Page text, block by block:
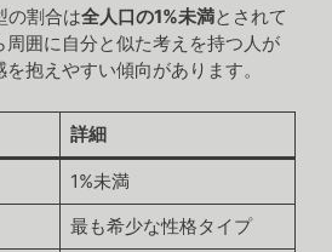
の割合は全人口の1%未満とされて
周囲に自分と似た考えを持つ人が
抱えやすい傾向があります。
詳細
1%未満
最も希少な性格タイプ